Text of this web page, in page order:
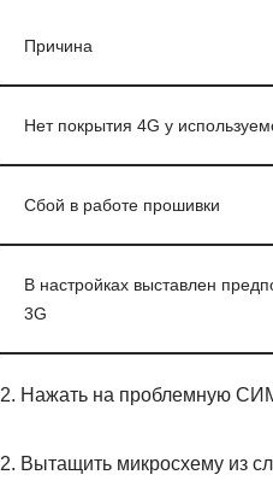
Причина
Нет покрытия 4G у
Сбой в работе прошивки
В настройках выставлен
3G
2. Нажать на проблемную
2. Вытащить микросхему из